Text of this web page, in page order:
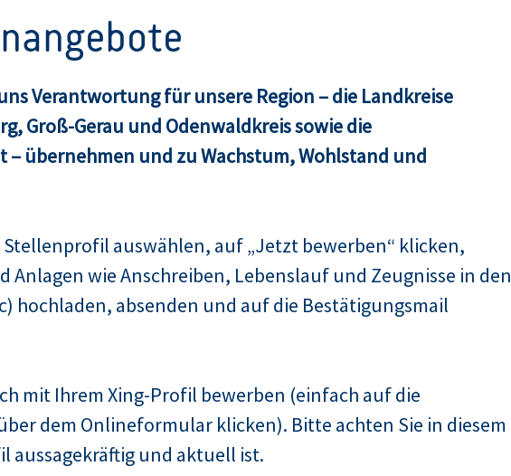
Verantwortung für unsere Region – die Landkreise
Groß-Gerau und Odenwaldkreis sowie die
– übernehmen und zu Wachstum, Wohlstand und
Stellenprofil auswählen, auf „Jetzt bewerben“ klicken,
wie Anschreiben, Lebenslauf und Zeugnisse in den
hochladen, absenden und auf die Bestätigungsmail
mit Ihrem Xing-Profil bewerben (einfach auf die
dem Onlineformular klicken). Bitte achten Sie in diesem
aussagekräftig und aktuell ist.